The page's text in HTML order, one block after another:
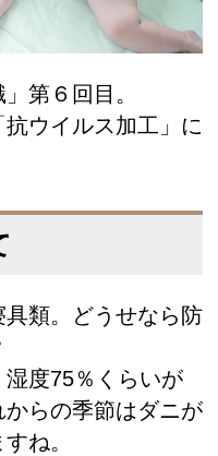
第６回目。
抗ウイルス加工 」に
類。どうせなら防
度75％くらいが
らの季節はダニが
ね。